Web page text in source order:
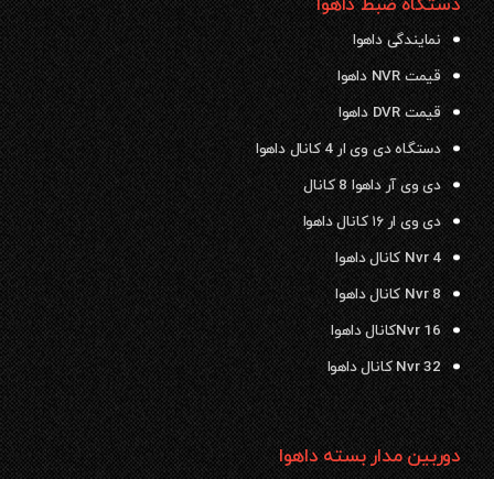
نمایندگی داهوا
قیمت NVR داهوا
قیمت DVR داهوا
دستگاه دی وی ار 4 کانال داهوا
دی وی آر داهوا 8 کانال
دی وی ار ۱۶ کانال داهوا
Nvr 4 کانال داهوا
Nvr 8 کانال داهوا
Nvr 16کانال داهوا
Nvr 32 کانال داهوا
دوربین مدار بسته داهوا